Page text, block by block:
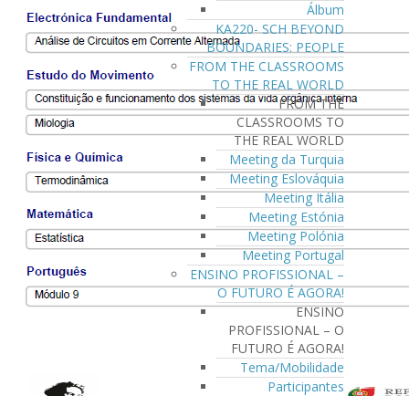
Álbum
KA220- SCH BEYOND
BOUNDARIES: PEOPLE
FROM THE CLASSROOMS
TO THE REAL WORLD
FROM THE
CLASSROOMS TO
THE REAL WORLD
Meeting da Turquia
Meeting Eslováquia
Meeting Itália
Meeting Estónia
Meeting Polónia
Meeting Portugal
ENSINO PROFISSIONAL –
O FUTURO É AGORA!
ENSINO
PROFISSIONAL – O
FUTURO É AGORA!
Tema/Mobilidade
Participantes